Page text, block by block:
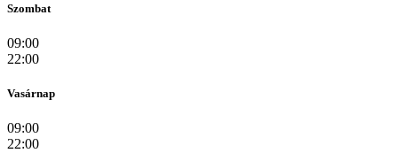
Szombat
09:00
22:00
Vasárnap
09:00
22:00